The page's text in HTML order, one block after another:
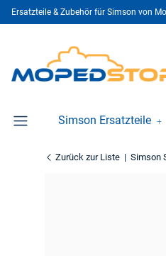
Ersatzteile & Zubehör für Simson von
Simson Ersatzteile
Zurück zur Liste Simson